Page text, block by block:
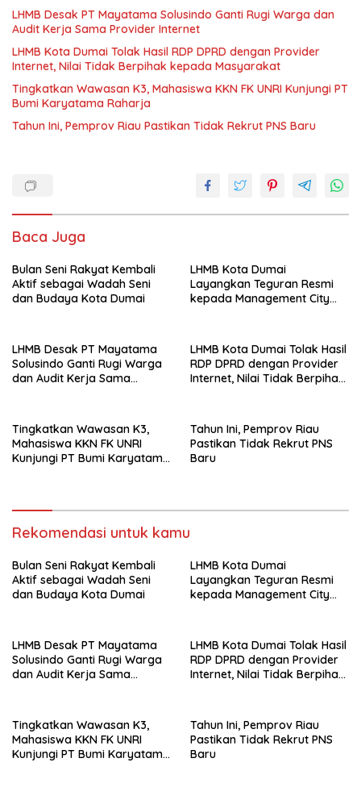
LHMB Desak PT Mayatama Solusindo Ganti Rugi Warga dan
Audit Kerja Sama Provider Internet
LHMB Kota Dumai Tolak Hasil RDP DPRD dengan Provider
Internet, Nilai Tidak Berpihak kepada Masyarakat
Tingkatkan Wawasan K3, Mahasiswa KKN FK UNRI Kunjungi PT
Bumi Karyatama Raharja
Tahun Ini, Pemprov Riau Pastikan Tidak Rekrut PNS Baru
Baca Juga
Bulan Seni Rakyat Kembali
Aktif sebagai Wadah Seni
dan Budaya Kota Dumai
LHMB Kota Dumai
Layangkan Teguran Resmi
kepada Management City
kepada Masyarakat
LHMB Desak PT Mayatama
Solusindo Ganti Rugi Warga
dan Audit Kerja Sama
LHMB Kota Dumai Tolak Hasil
RDP DPRD dengan Provider
Internet, Nilai Tidak Berpihak
Tingkatkan Wawasan K3,
Mahasiswa KKN FK UNRI
Kunjungi PT Bumi Karyatama
Tahun Ini, Pemprov Riau
Pastikan Tidak Rekrut PNS
Baru
Rekomendasi untuk kamu
Bulan Seni Rakyat Kembali
Aktif sebagai Wadah Seni
dan Budaya Kota Dumai
LHMB Kota Dumai
Layangkan Teguran Resmi
kepada Management City
kepada Masyarakat
LHMB Desak PT Mayatama
Solusindo Ganti Rugi Warga
dan Audit Kerja Sama
LHMB Kota Dumai Tolak Hasil
RDP DPRD dengan Provider
Internet, Nilai Tidak Berpihak
Tingkatkan Wawasan K3,
Mahasiswa KKN FK UNRI
Kunjungi PT Bumi Karyatama
Tahun Ini, Pemprov Riau
Pastikan Tidak Rekrut PNS
Baru